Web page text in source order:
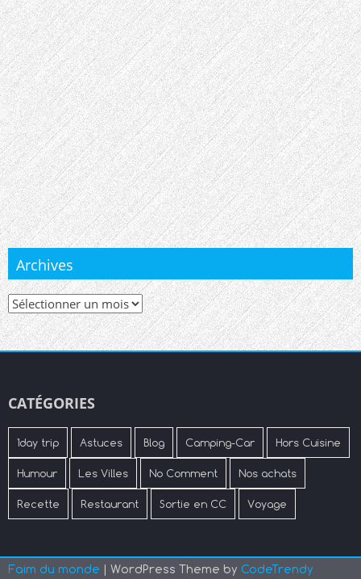
Archives
Archives
CATÉGORIES
1day trip Astuces Blog Camping-Car Hors Cuisine
Humour Les Villes No Comment Nos achats
Recette Restaurant Sortie en CC Voyage
Faim du monde | WordPress Theme by CodeTrendy